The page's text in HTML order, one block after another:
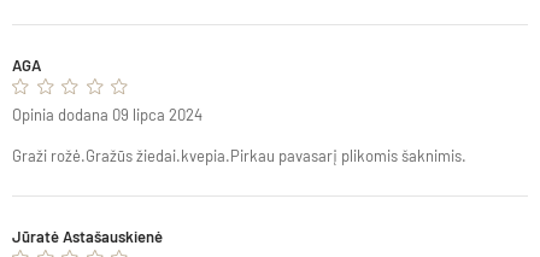
AGA
Graži rožė.Gražūs žiedai.kvepia.Pirkau pavasarį plikomis šaknimis.
Jūratė Astašauskienė
Opinia dodana 09 lipca 2024